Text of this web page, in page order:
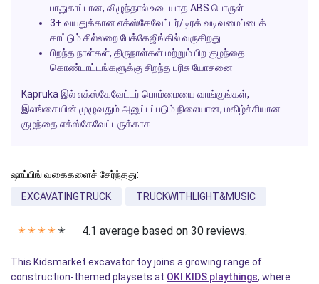
பாதுகாப்பான, விழுந்தால் உடையாத ABS பொருள்
3+ வயதுக்கான எக்ஸ்கேவேட்டர்/டிரக் வடிவமைப்பைக்
காட்டும் சில்லறை பேக்கேஜிங்கில் வருகிறது
பிறந்த நாள்கள், திருநாள்கள் மற்றும் பிற குழந்தை
கொண்டாட்டங்களுக்கு சிறந்த பரிசு யோசனை
Kapruka இல் எக்ஸ்கேவேட்டர் பொம்மையை வாங்குங்கள்,
இலங்கையின் முழுவதும் அனுப்பப்படும் நிலையான, மகிழ்ச்சியான
குழந்தை எக்ஸ்கேவேட்டருக்காக.
ஷாப்பிங் வகைகளைச் சேர்ந்தது:
EXCAVATINGTRUCK
TRUCKWITHLIGHT&MUSIC
✭ ✭ ✭ ✭ ✭ 4.1 average based on 30 reviews.
This Kidsmarket excavator toy joins a growing range of
construction-themed playsets at OKI KIDS playthings, where